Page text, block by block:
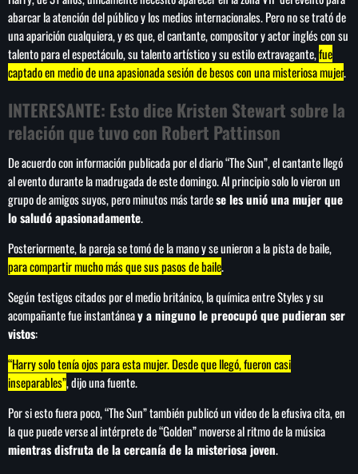
LOCUCIÓN (TALENTO AL AIRE)
RANKING
COMUNÍCATE
PUBLICIDAD
SEARCH
SEARCH
NOTAS
Cae primer detenido por robo a casa de
Karely Ruiz
Senado allana el nombramiento de Todd
Blanche como fiscal general de EE.UU.
Vinícius Jr renueva con en el Real Madrid
hasta 2032
abarcar la atención del público y los medios internacionales. Pero no se trató de
una aparición cualquiera, y es que, el cantante, compositor y actor inglés con su
talento para el espectáculo, su talento artístico y su estilo extravagante,fue
captado en medio de una apasionada sesión de besos con una misteriosa mujer.
INTERESANTE: Esto dice Kristen Stewart sobre la
relación que tuvo con Robert Pattinson
De acuerdo con información publicada por el diario “The Sun”, el cantante llegó
al evento durante la madrugada de este domingo. Al principio solo lo vieron un
grupo de amigos suyos, pero minutos más tardese les unió una mujer que
lo saludó apasionadamente.
Posteriormente, la pareja se tomó de la mano y se unieron a la pista de baile,
para compartir mucho más que sus pasos de baile.
Según testigos citados por el medio británico, la química entre Styles y su
acompañante fue instantáneay a ninguno le preocupó que pudieran ser
vistos:
“Harry solo tenía ojos para esta mujer. Desde que llegó, fueron casi
inseparables”, dijo una fuente.
Por si esto fuera poco, “The Sun” también publicó un video de la efusiva cita, en
la que puede verse al intérprete de “Golden” moverse al ritmo de la música
mientras disfruta de la cercanía de la misteriosa joven.